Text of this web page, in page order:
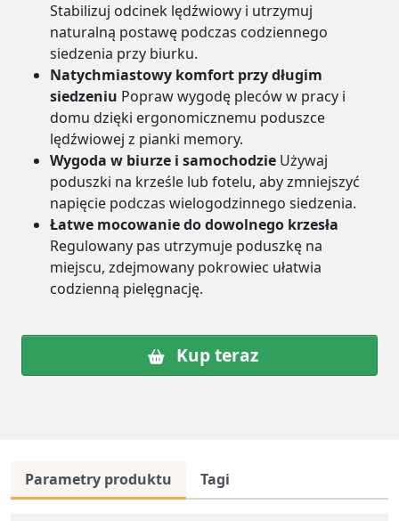
Stabilizuj odcinek lędźwiowy i utrzymuj
naturalną postawę podczas codziennego
siedzenia przy biurku.
Natychmiastowy komfort przy długim
siedzeniu Popraw wygodę pleców w pracy i
domu dzięki ergonomicznemu poduszce
lędźwiowej z pianki memory.
Wygoda w biurze i samochodzie Używaj
poduszki na krześle lub fotelu, aby zmniejszyć
napięcie podczas wielogodzinnego siedzenia.
Łatwe mocowanie do dowolnego krzesła
Regulowany pas utrzymuje poduszkę na
miejscu, zdejmowany pokrowiec ułatwia
codzienną pielęgnację.
Kup teraz
Parametry produktu Tagi